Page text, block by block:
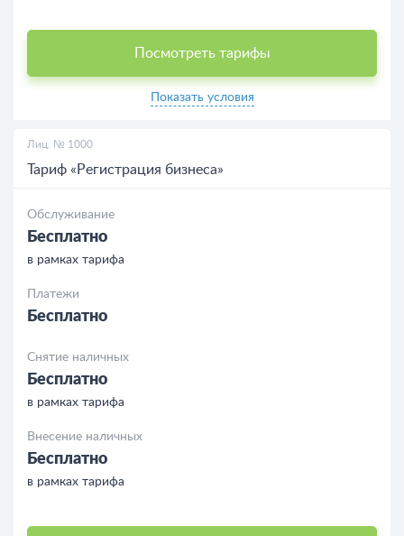
Посмотреть тарифы
Показать условия
Лиц. № 1000
Тариф «Регистрация бизнеса»
Обслуживание
Бесплатно
в рамках тарифа
Платежи
Бесплатно
Снятие наличных
Бесплатно
в рамках тарифа
Внесение наличных
Бесплатно
в рамках тарифа